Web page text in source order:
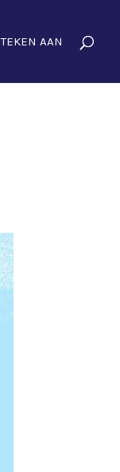
TEKEN AAN